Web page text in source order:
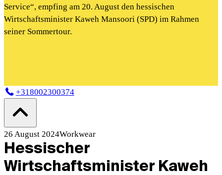
Service“, empfing am 20. August den hessischen
Wirtschaftsminister Kaweh Mansoori (SPD) im Rahmen
seiner Sommertour.
+318002300374
26 August 2024Workwear
Hessischer
Wirtschaftsminister Kaweh